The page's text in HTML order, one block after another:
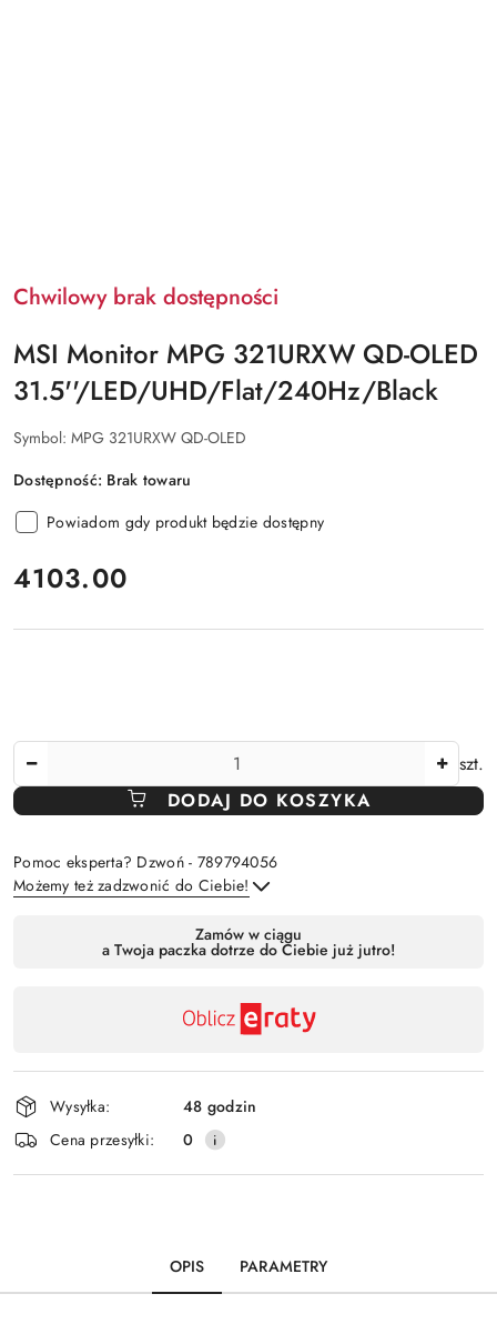
Chwilowy brak dostępności
MSI Monitor MPG 321URXW QD-OLED
31.5''/LED/UHD/Flat/240Hz/Black
Symbol: MPG 321URXW QD-OLED
Dostępność: Brak towaru
Powiadom gdy produkt będzie dostępny
cena:
4103.00
szt.
DODAJ DO KOSZYKA
Pomoc eksperta? Dzwoń - 789794056
Możemy też zadzwonić do Ciebie!
Zamów w ciągu
a Twoja paczka dotrze do Ciebie już jutro!
Wysyłka:
48 godzin
Cena przesyłki:
0
OPIS PARAMETRY